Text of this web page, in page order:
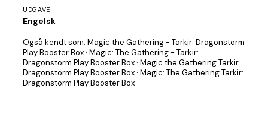
UDGAVE
Engelsk
Også kendt som: Magic the Gathering - Tarkir: Dragonstorm
Play Booster Box · Magic: The Gathering - Tarkir:
Dragonstorm Play Booster Box · Magic the Gathering Tarkir
Dragonstorm Play Booster Box · Magic: The Gathering Tarkir:
Dragonstorm Play Booster Box